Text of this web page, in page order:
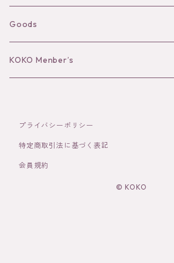
Long sleeve
Ear Cuff
Bracelet／Bangle
Brooch
Hair Accessories
Goods
Hat
Socks
KOKO Menber’s
プライバシーポリシー
特定商取引法に基づく表記
会員規約
© KOKO